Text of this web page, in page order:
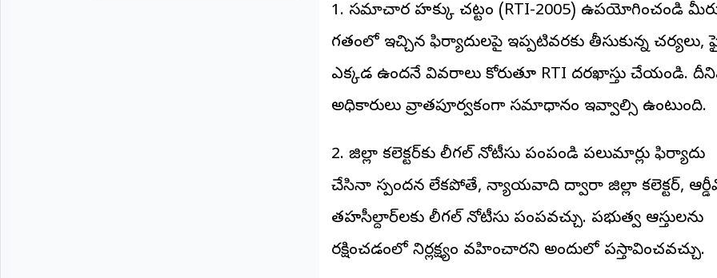
1. సమాచార హక్కు చట్టం (RTI-2005) ఉపయోగించండి
గతంలో ఇచ్చిన ఫిర్యాదులపై ఇప్పటివరకు తీసుకున్న చర్యలు,
ఎక్కడ ఉందనే వివరాలు కోరుతూ RTI దరఖాస్తు చేయండి.
అధికారులు వ్రాతపూర్వకంగా సమాధానం ఇవ్వాల్సి ఉంటుంది.
2. జిల్లా కలెక్టర్‌కు లీగల్ నోటీసు పంపండి పలుమార్లు ఫిర్యాదు
చేసినా స్పందన లేకపోతే, న్యాయవాది ద్వారా జిల్లా కలెక్టర్,
తహసీల్దార్‌లకు లీగల్ నోటీసు పంపవచ్చు. ప్రభుత్వ ఆస్తులను
రక్షించడంలో నిర్లక్ష్యం వహించారని అందులో ప్రస్తావించవచ్చు.